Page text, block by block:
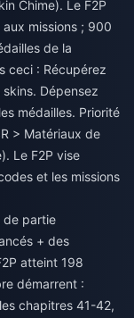
Chime). Le F2P
missions ; 900
de la
ceci : Récupérez
Dépensez
médailles. Priorité
> Matériaux de
Le F2P vise
et les missions
de partie
+ des
atteint 198
démarrent :
chapitres 41-42,